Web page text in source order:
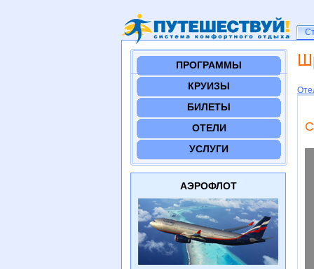
ПРОГРАММЫ
КРУИЗЫ
БИЛЕТЫ
ОТЕЛИ
УСЛУГИ
АЭРОФЛОТ